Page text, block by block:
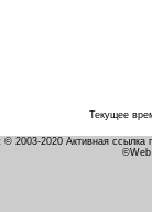
Текущее
© 2003-2020 Активная ссылка